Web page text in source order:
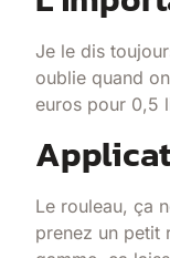
Je le dis
oublie quand
euros pour 0,5
Le rouleau, ça
prenez un petit